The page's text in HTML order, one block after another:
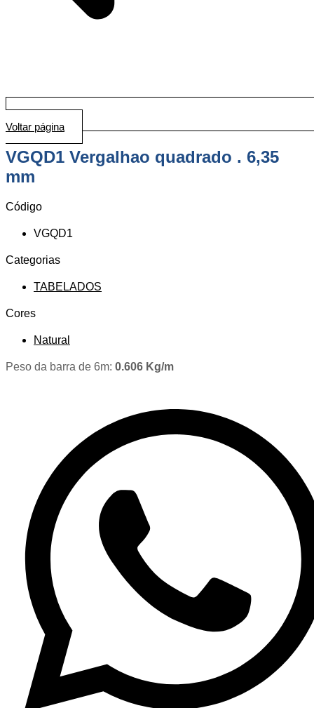
Voltar página
VGQD1 Vergalhao quadrado . 6,35
mm
Código
VGQD1
Categorias
TABELADOS
Cores
Natural
Peso da barra de 6m: 0.606 Kg/m